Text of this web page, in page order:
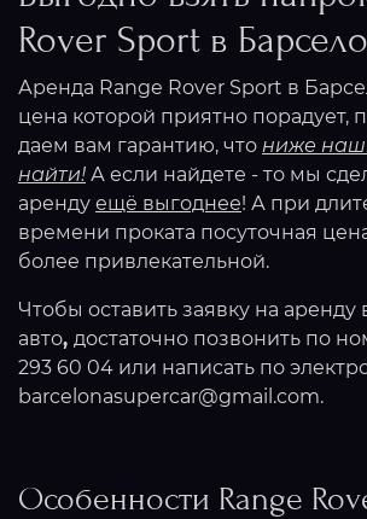
Rover Sport в
Аренда Range Rover Sport в
цена которой приятно порадует,
даем вам гарантию, что ниже
найти! А если найдете - то мы
аренду ещё выгоднее! А при
времени проката посуточная
более привлекательной.
Чтобы оставить заявку на
авто, достаточно позвонить по
293 60 04 или написать по
barcelonasupercar@gmail.com.
Особенности Range